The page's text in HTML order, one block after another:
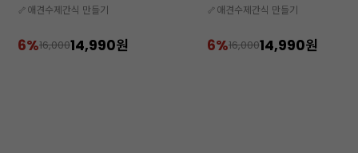
🦴애견수제간식 만들기
6%16,00014,990원
🦴애견수제간식 만들기
6%16,00014,990원